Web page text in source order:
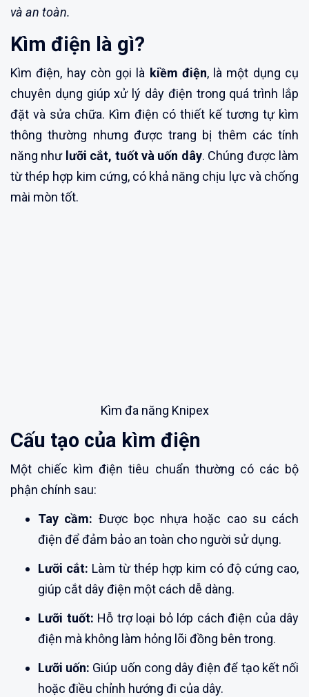
và an toàn.
Kìm điện là gì?
Kìm điện, hay còn gọi là kiềm điện, là một dụng cụ
chuyên dụng giúp xử lý dây điện trong quá trình lắp
đặt và sửa chữa. Kìm điện có thiết kế tương tự kìm
thông thường nhưng được trang bị thêm các tính
năng như lưỡi cắt, tuốt và uốn dây. Chúng được làm
từ thép hợp kim cứng, có khả năng chịu lực và chống
mài mòn tốt.
Kìm đa năng Knipex
Cấu tạo của kìm điện
Một chiếc kìm điện tiêu chuẩn thường có các bộ
phận chính sau:
Tay cầm: Được bọc nhựa hoặc cao su cách
điện để đảm bảo an toàn cho người sử dụng.
Lưỡi cắt: Làm từ thép hợp kim có độ cứng cao,
giúp cắt dây điện một cách dễ dàng.
Lưỡi tuốt: Hỗ trợ loại bỏ lớp cách điện của dây
điện mà không làm hỏng lõi đồng bên trong.
Lưỡi uốn: Giúp uốn cong dây điện để tạo kết nối
hoặc điều chỉnh hướng đi của dây.